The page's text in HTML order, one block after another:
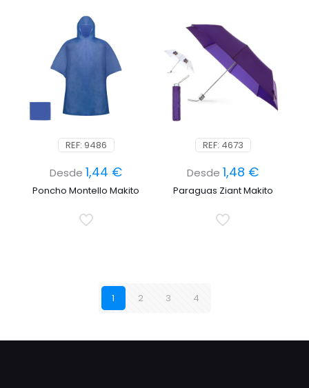
REF: 9486
Desde1,44 €
Poncho Montello Makito
REF: 4673
Desde1,48 €
Paraguas Ziant Makito
1 2 3 4